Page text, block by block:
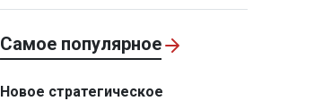
росту
Самое популярное
Новое стратегическое